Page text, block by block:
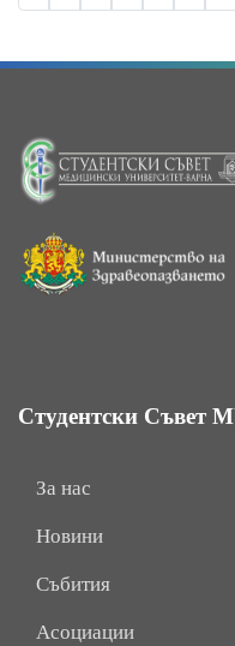
Студентски Съвет
За нас
Новини
Събития
Асоциации